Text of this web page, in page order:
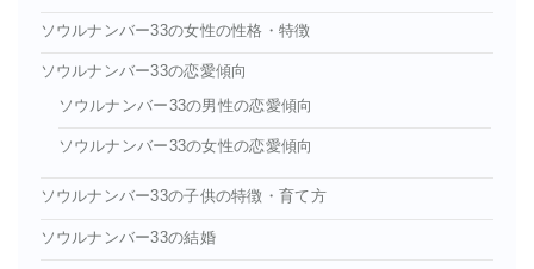
ソウルナンバー33の女性の性格・特徴
ソウルナンバー33の恋愛傾向
ソウルナンバー33の男性の恋愛傾向
ソウルナンバー33の女性の恋愛傾向
ソウルナンバー33の子供の特徴・育て方
ソウルナンバー33の結婚